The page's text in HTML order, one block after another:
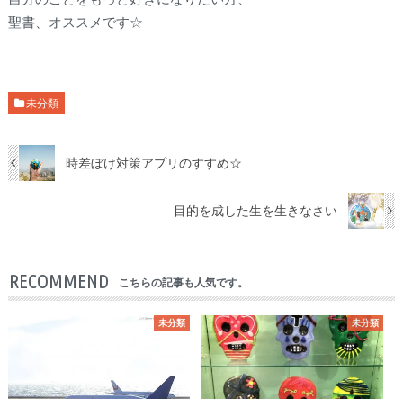
聖書、オススメです☆
未分類
時差ぼけ対策アプリのすすめ☆
目的を成した生を生きなさい
RECOMMEND こちらの記事も人気です。
未分類 未分類